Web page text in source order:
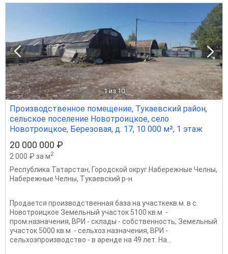
1 из 10
Производственное помещение, Тукаевский район,
сельское поселение Новотроицкое, село
Новотроицкое, Березовая, д. 17, 10 000 м², 1 этаж
20 000 000 ₽
2 000 ₽ за м2
Республика Татарстан, Городской округ Набережные Челны,
Набережные Челны, Тукаевский р-н
Продается производственная база на участкекв.м. в с.
Новотроицкое Земельный участок 5100 кв.м -
пром.назначения, ВРИ - склады - собственность; Земельный
участок 5000 кв.м - сельхоз.назначения, ВРИ -
сельхозпроизводство - в аренде на 49 лет. На...